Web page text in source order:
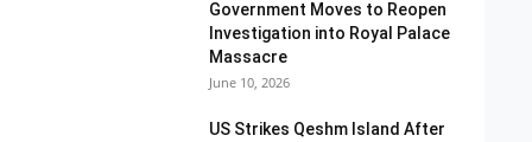
Government Moves to Reopen
Investigation into Royal Palace
Massacre
June 10, 2026
US Strikes Qeshm Island After